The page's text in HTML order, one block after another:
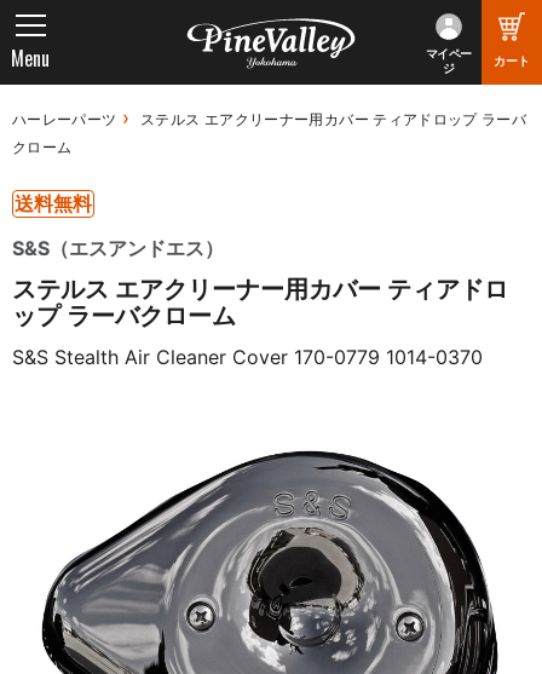
マイペー
ジ
カート
Menu
ハーレーパーツ
ステルス エアクリーナー用カバー ティアドロップ ラーバ
クローム
送料無料
S&S（エスアンドエス）
ステルス エアクリーナー用カバー ティアドロ
ップ ラーバクローム
S&S Stealth Air Cleaner Cover 170-0779 1014-0370